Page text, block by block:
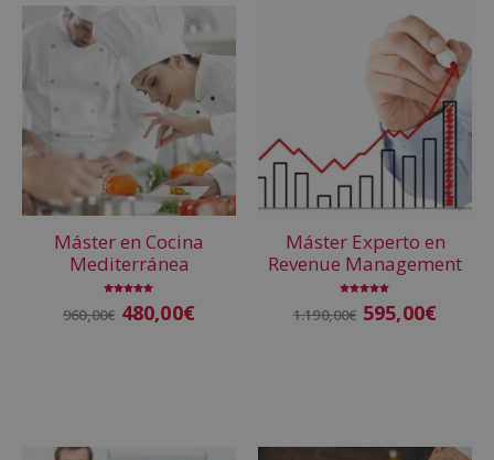
n
a
t
i
v
Máster en Cocina
Mediterránea
con
5.00
960,00€ 480,00€
Máster Experto en
Revenue Management
con
5.00
1.190,00€ 595,00€